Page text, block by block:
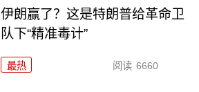
伊朗赢了？这是特朗普给革命卫
队下“精准毒计”
最热 阅读 6660